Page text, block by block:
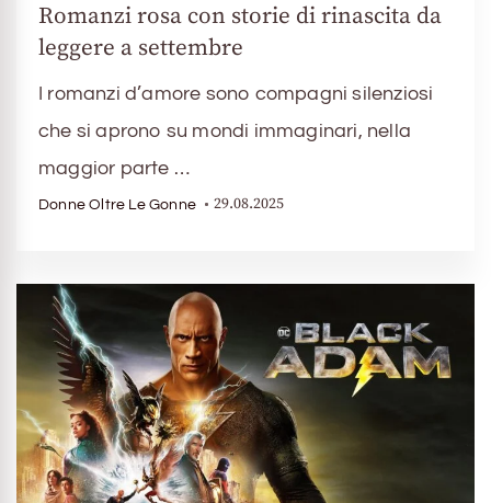
Romanzi rosa con storie di rinascita da
leggere a settembre
I romanzi d’amore sono compagni silenziosi
che si aprono su mondi immaginari, nella
maggior parte …
Donne Oltre Le Gonne 29.08.2025